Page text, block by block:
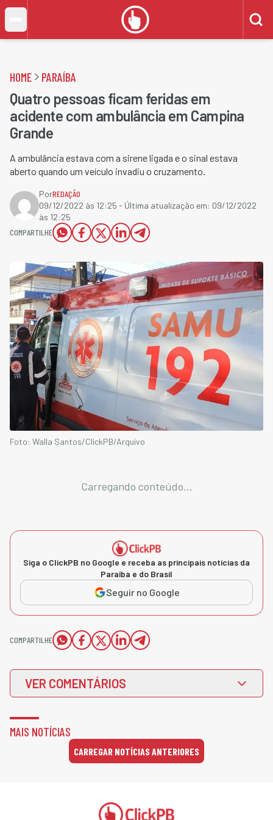
HOME PARAÍBA
Quatro pessoas ficam feridas em
acidente com ambulância em Campina
Grande
A ambulância estava com a sirene ligada e o sinal estava
aberto quando um veículo invadiu o cruzamento.
PorREDAÇÃO
09/12/2022 às 12:25 - Última atualização em: 09/12/2022
às 12:25
COMPARTILHE
Foto: Walla Santos/ClickPB/Arquivo
Carregando conteúdo...
Siga o ClickPB no Google e receba as principais notícias da
Paraíba e do Brasil
Seguir no Google
COMPARTILHE
VER COMENTÁRIOS
MAIS NOTÍCIAS
CARREGAR NOTÍCIAS ANTERIORES